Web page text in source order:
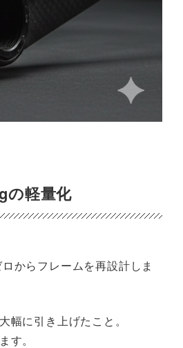
の軽量化
からフレームを再設計しま
に引き上げたこと。
す。